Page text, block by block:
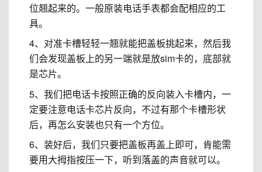
位翘起来的。一般原装电话手表都会配相应的工
具。
4、对准卡槽轻轻一翘就能把盖板挑起来，然后我
们会发现盖板上的另一端就是放sim卡的，底部就
是芯片。
5、我们把电话卡按照正确的反向装入卡槽内，一
定要注意电话卡芯片反向，不过有那个卡槽形状
后，再怎么安装也只有一个方位。
6、装好后，我们只要把盖板再盖上即可，肯能需
要用大拇指按压一下，听到落盖的声音就可以。